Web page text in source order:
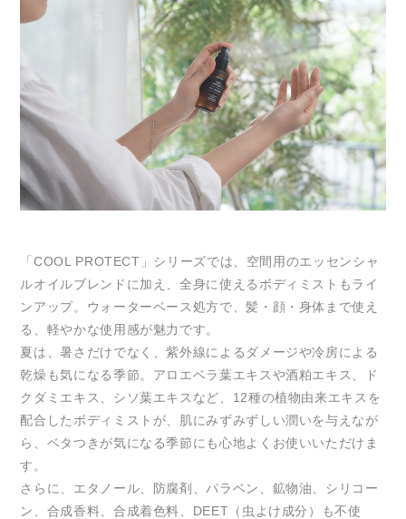
「COOL PROTECT」シリーズでは、空間用のエッセンシャ
ルオイルブレンドに加え、全身に使えるボディミストもライ
ンアップ。ウォーターベース処方で、髪・顔・身体まで使え
る、軽やかな使用感が魅力です。
夏は、暑さだけでなく、紫外線によるダメージや冷房による
乾燥も気になる季節。アロエベラ葉エキスや酒粕エキス、ド
クダミエキス、シソ葉エキスなど、12種の植物由来エキスを
配合したボディミストが、肌にみずみずしい潤いを与えなが
ら、ベタつきが気になる季節にも心地よくお使いいただけま
す。
さらに、エタノール、防腐剤、パラベン、鉱物油、シリコー
ン、合成香料、合成着色料、DEET（虫よけ成分）も不使